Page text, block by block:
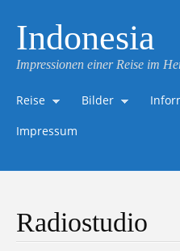
Indonesia
Impressionen einer Reise im
Reise Bilder
Impressum
Radiostudio